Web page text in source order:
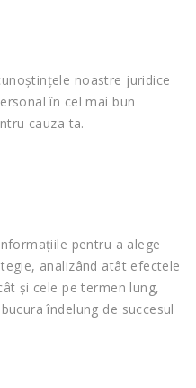
noastre juridice
în cel mai bun
cauza ta.
pentru a alege
analizând atât efectele
și cele pe termen lung,
îndelung de succesul